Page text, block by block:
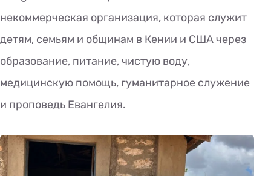
некоммерческая организация, которая служит
детям, семьям и общинам в Кении и США через
образование, питание, чистую воду,
медицинскую помощь, гуманитарное служение
и проповедь Евангелия.